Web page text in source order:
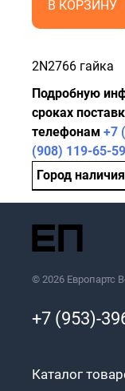
В КОРЗИНУ
2N2766 гайка
Подробную
сроках
телефонам +7
(908) 119-65-59
Город наличия
© 2026 Европартс
+7 (953)-
Каталог